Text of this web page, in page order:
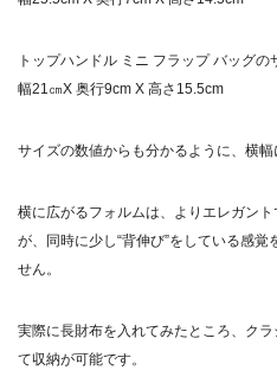
トップハンドル ミニ フラップ バッグの
幅21㎝X 奥行9cm X 高さ15.5cm
サイズの数値からも分かるように、横幅
横に広がるフォルムは、よりエレガン
が、同時に少し“背伸び”をしている感
せん。
実際に長財布を入れてみたところ、ク
て収納が可能です。